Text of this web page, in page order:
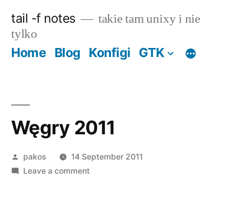
content
tail -f notes
takie tam unixy i nie
tylko
Home Blog Konfigi GTK
Węgry 2011
Posted
by
pakos
14 September 2011
Leave a commenton